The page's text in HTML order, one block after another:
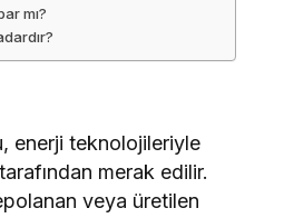
mı?
enerji teknolojileriyle
merak edilir.
veya üretilen